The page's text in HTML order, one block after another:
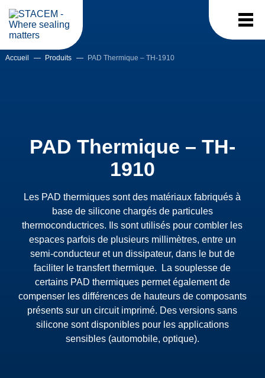
Accueil — Produits — PAD Thermique – TH-1910
PAD Thermique – TH-
1910
Les PAD thermiques sont des matériaux fabriqués à
base de silicone chargés de particules
thermoconductrices. Ils sont utilisés pour combler les
espaces parfois de plusieurs millimètres, entre un
semi-conducteur et un dissipateur, dans le but de
faciliter le transfert thermique. La souplesse de
certains PAD thermiques permet également de
compenser les différences de hauteurs de composants
présents sur un circuit imprimé. Des versions sans
silicone sont disponibles pour les applications
sensibles (automobile, optique).